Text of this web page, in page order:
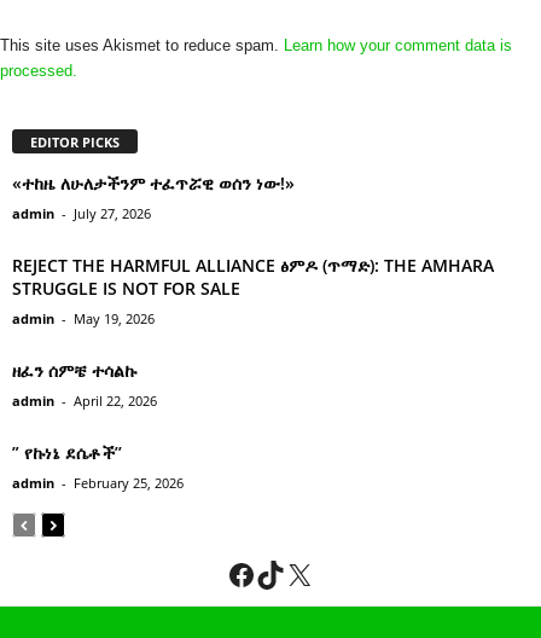
This site uses Akismet to reduce spam. Learn how your comment data is
processed.
EDITOR PICKS
«ተከዜ ለሁለታችንም ተፈጥሯዊ ወሰን ነው!»
admin - July 27, 2026
REJECT THE HARMFUL ALLIANCE ፅምዶ (ጥማድ): THE AMHARA
STRUGGLE IS NOT FOR SALE
admin - May 19, 2026
ዘፈን ሰምቼ ተሳልኩ
admin - April 22, 2026
” የኩነኔ ደሴቶች’’
admin - February 25, 2026
Facebook
TikTok
X